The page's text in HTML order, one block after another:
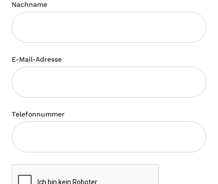
Nachname
E-Mail-Adresse
Telefonnummer